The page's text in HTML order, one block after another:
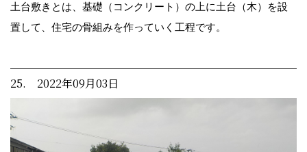
土台敷きとは、基礎（コンクリート）の上に土台（木）を設
置して、住宅の骨組みを作っていく工程です。
25. 2022年09月03日